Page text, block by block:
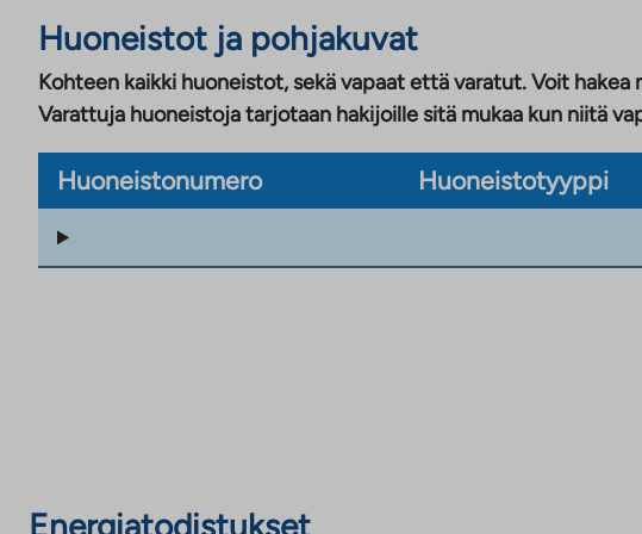
Huoneistot ja pohjakuvat
Kohteen kaikki huoneistot, sekä vapaat että varatut. Voit hakea
Varattuja huoneistoja tarjotaan hakijoille sitä mukaa kun niitä
Huoneistonumero Huoneistotyyppi
Energiatodistukset